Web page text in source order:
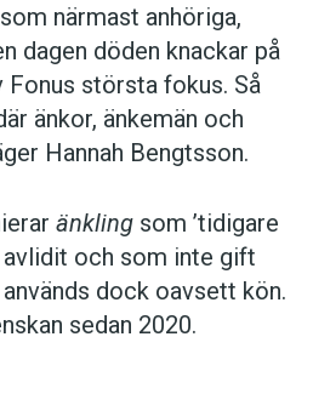
närmast anhöriga,
dagen döden knackar på
Fonus största fokus. Så
änkor, änkemän och
Hannah Bengtsson.
änkling som ’tidigare
och som inte gift
används dock oavsett kön.
sedan 2020.